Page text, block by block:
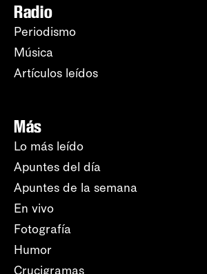
Radio
Periodismo
Música
Artículos leídos
Más
Lo más leído
Apuntes del día
Apuntes de la semana
En vivo
Fotografía
Humor
Crucigramas